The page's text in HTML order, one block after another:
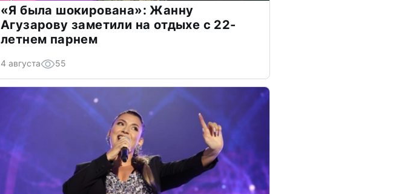
«Я была шокирована»: Жанну
Агузарову заметили на отдыхе с 22-
летнем парнем
4 августа 55